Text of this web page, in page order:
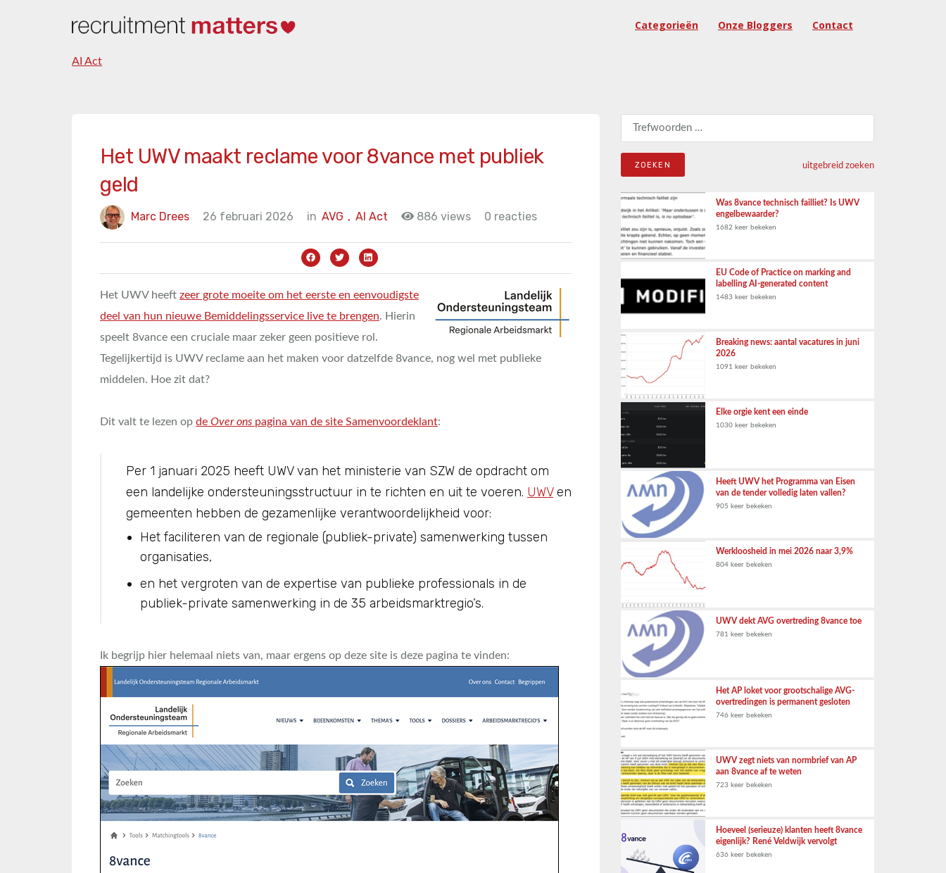
Categorieën Onze Bloggers Contact
AI Act
Het UWV maakt reclame voor 8vance met publiek
geld
Marc Drees 26 februari 2026 in AI Act
AVG , 886 views 0 reacties
Het UWV heeft zeer grote moeite om het eerste en eenvoudigste
deel van hun nieuwe Bemiddelingsservice live te brengen. Hierin
speelt 8vance een cruciale maar zeker geen positieve rol.
Tegelijkertijd is UWV reclame aan het maken voor datzelfde 8vance, nog wel met publieke
middelen. Hoe zit dat?
Dit valt te lezen op de Over ons pagina van de site Samenvoordeklant:
Per 1 januari 2025 heeft UWV van het ministerie van SZW de opdracht om
een landelijke ondersteuningsstructuur in te richten en uit te voeren. UWVen
gemeenten hebben de gezamenlijke verantwoordelijkheid voor:
Het faciliteren van de regionale (publiek-private) samenwerking tussen
organisaties,
en het vergroten van de expertise van publieke professionals in de
publiek-private samenwerking in de 35 arbeidsmarktregio’s.
Ik begrijp hier helemaal niets van, maar ergens op deze site is deze pagina te vinden:
Zoeken naar:
uitgebreid zoeken
Was 8vance technisch failliet? Is UWV
engelbewaarder?
1682 keer bekeken
EU Code of Practice on marking and
labelling AI-generated content
1483 keer bekeken
Breaking news: aantal vacatures in juni
2026
1091 keer bekeken
Elke orgie kent een einde
1030 keer bekeken
Heeft UWV het Programma van Eisen
van de tender volledig laten vallen?
905 keer bekeken
Werkloosheid in mei 2026 naar 3,9%
804 keer bekeken
UWV dekt AVG overtreding 8vance toe
781 keer bekeken
Het AP loket voor grootschalige AVG-
overtredingen is permanent gesloten
746 keer bekeken
UWV zegt niets van normbrief van AP
aan 8vance af te weten
723 keer bekeken
Hoeveel (serieuze) klanten heeft 8vance
eigenlijk? René Veldwijk vervolgt
636 keer bekeken